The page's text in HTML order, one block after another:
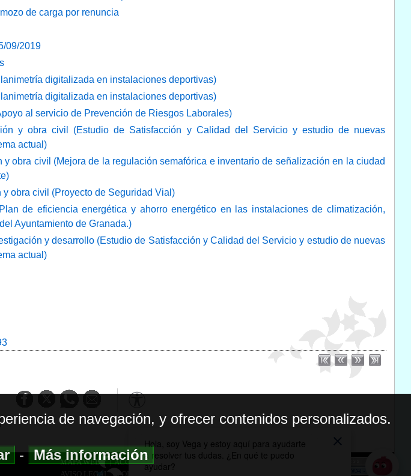
de carga por renuncia
09/2019
digitalizada en instalaciones deportivas)
digitalizada en instalaciones deportivas)
al servicio de Prevención de Riesgos Laborales)
y obra civil (Estudio de Satisfacción y Calidad del Servicio y estudio de nuevas
actual)
obra civil (Mejora de la regulación semafórica e inventario de señalización en la ciudad
obra civil (Proyecto de Seguridad Vial)
de eficiencia energética y ahorro energético en las instalaciones de climatización,
Ayuntamiento de Granada.)
y desarrollo (Estudio de Satisfacción y Calidad del Servicio y estudio de nuevas
actual)
MAPA WEB|ACCESIBILIDAD
AVISO LEGAL| POLITICA DE PRIVACIDAD
de navegación, y ofrecer contenidos personalizados.
-Más información